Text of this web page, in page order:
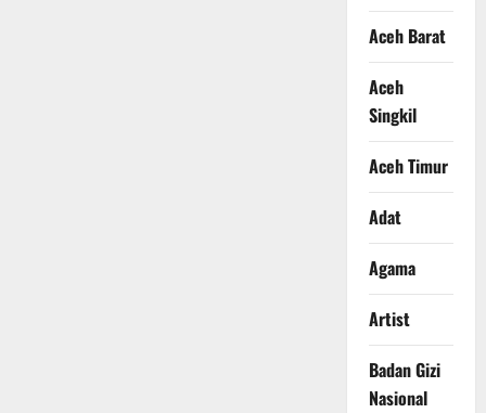
Aceh Barat
Aceh
Singkil
Aceh Timur
Adat
Agama
Artist
Badan Gizi
Nasional